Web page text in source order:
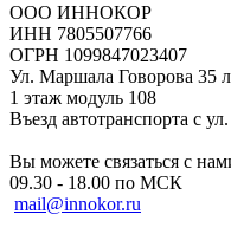
ООО ИННОКОР
ИНН 7805507766
ОГРН 1099847023407
Ул. Маршала Говорова 35
1 этаж модуль 108
Въезд автотранспорта с
Вы можете связаться с
09.30 - 18.00 по МСК
mail@innokor.ru